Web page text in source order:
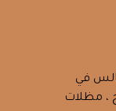
في
، مظلات